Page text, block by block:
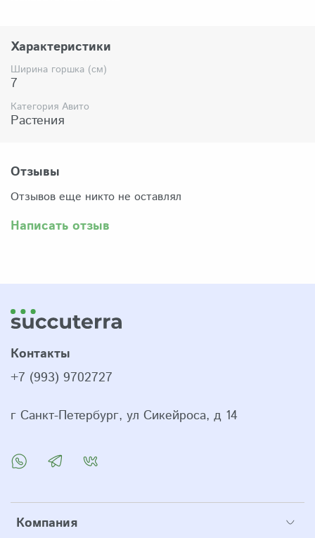
по России осуществляется через Яндекс-доставку или
СДЭК.
Комплектация:
Растение (отправляется с открытой корневой
системой, это норма для всех суккулентов, они
Характеристики
Ширина горшка (см)
7
Категория Авито
Растения
Отзывы
Отзывов еще никто не оставлял
Написать отзыв
Компания
Контакты
+7 (993) 9702727
г Санкт-Петербург, ул Сикейроса, д 14